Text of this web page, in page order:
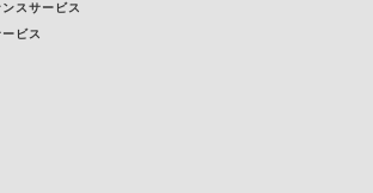
スサービス
ビス